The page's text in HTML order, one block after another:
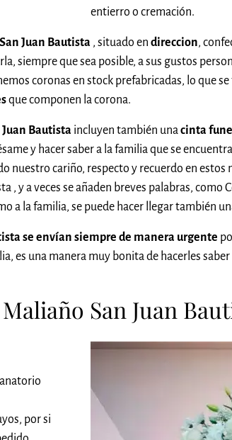
entierro o cremación.
Juan Bautista , situado en direccion,
siempre que sea posible, a sus gustos
coronas en stock prefabricadas, lo que
que componen la corona.
Bautista incluyen también unacinta
y hacer saber a la familia que se encuentra
nuestro cariño, respecto y recuerdo en
, y a veces se añaden breves palabras, como
a la familia, se puede hacer llegar también
se envían siempre de manera urgente
es una manera muy bonita de hacerles
San Juan
por si